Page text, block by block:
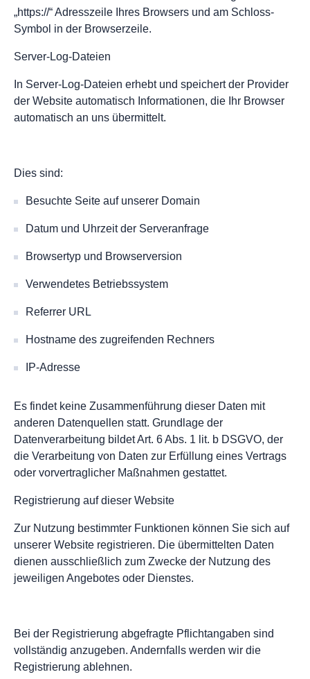
„https://“ Adresszeile Ihres Browsers und am Schloss-
Symbol in der Browserzeile.
Server-Log-Dateien
In Server-Log-Dateien erhebt und speichert der Provider
der Website automatisch Informationen, die Ihr Browser
automatisch an uns übermittelt.
Dies sind:
Besuchte Seite auf unserer Domain
Datum und Uhrzeit der Serveranfrage
Browsertyp und Browserversion
Verwendetes Betriebssystem
Referrer URL
Hostname des zugreifenden Rechners
IP-Adresse
Es findet keine Zusammenführung dieser Daten mit
anderen Datenquellen statt. Grundlage der
Datenverarbeitung bildet Art. 6 Abs. 1 lit. b DSGVO, der
die Verarbeitung von Daten zur Erfüllung eines Vertrags
oder vorvertraglicher Maßnahmen gestattet.
Registrierung auf dieser Website
Zur Nutzung bestimmter Funktionen können Sie sich auf
unserer Website registrieren. Die übermittelten Daten
dienen ausschließlich zum Zwecke der Nutzung des
jeweiligen Angebotes oder Dienstes.
Bei der Registrierung abgefragte Pflichtangaben sind
vollständig anzugeben. Andernfalls werden wir die
Registrierung ablehnen.